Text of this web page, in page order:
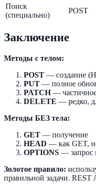
Поиск
(специально)
POST
Заключение
Методы с телом:
POST — создание
PUT — полное
PATCH—
DELETE — редко,
Методы БЕЗ тела:
GET — получение
HEAD — как GET,
OPTIONS — запрос
Золотое правило:
правильной задачи. REST